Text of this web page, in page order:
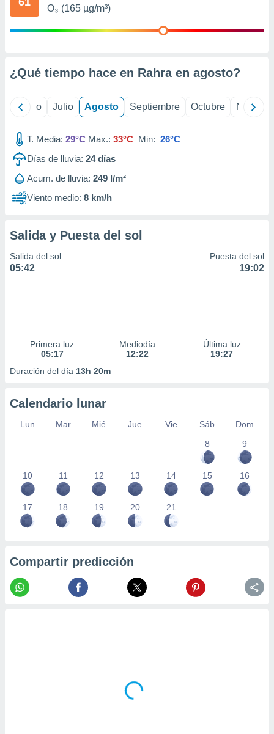
publicidad
publicidad
1199
O₃ (165 µg/m³)
¿Qué tiempo hace en Rahra en agosto?
Junio Julio Agosto Septiembre Octubre
T. Media: 29°C Max.: 33°C Min: 26°C
Días de lluvia: 24días
Acum. de lluvia: 249 l/m²
Viento medio: 8 km/h
Salida y Puesta del sol
Salida del sol
05:42
Puesta del sol
19:02
Primera luz
05:17
Mediodía
12:22
Última luz
19:27
Duración del día 13h 20m
Calendario lunar
Lun Mar Mié Jue Vie Sáb
Dom
8
9
10 11 12 13 14 15 16
17 18 19 20 21
Compartir predicción